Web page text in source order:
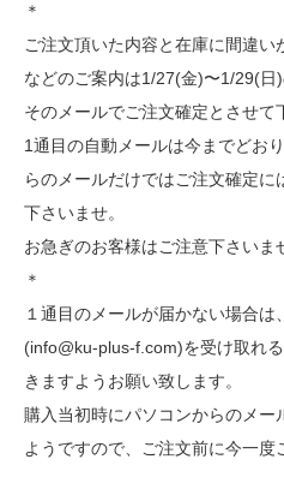
＊
ご注文頂いた内容と在庫に間違
などのご案内は1/27(金)〜1/29(日)
そのメールでご注文確定とさせて
1通目の自動メールは今までどお
らのメールだけではご注文確定
下さいませ。
お急ぎのお客様はご注意下さいま
＊
１通目のメールが届かない場合は
(info@ku-plus-f.com)を受け取れ
きますようお願い致します。
購入当初時にパソコンからのメー
ようですので、ご注文前に今一度